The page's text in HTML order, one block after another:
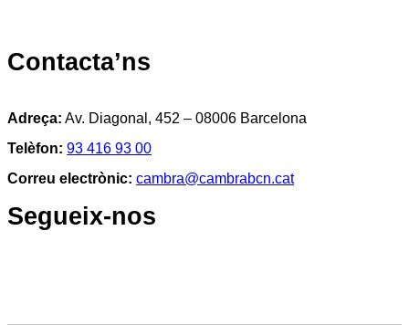
Contacta’ns
Adreça: Av. Diagonal, 452 – 08006 Barcelona
Telèfon: 93 416 93 00
Correu electrònic: cambra@cambrabcn.cat
Segueix-nos